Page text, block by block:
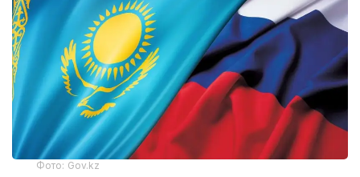
Фото: Gov.kz